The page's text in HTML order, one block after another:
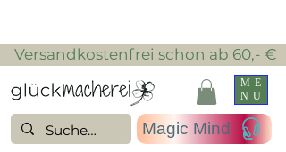
ME
NU
​ Versandkostenfrei schon ab 60,- €
Magic Mind